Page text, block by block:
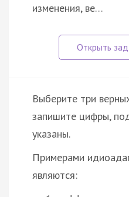
изменения, ве…
Выберите три
запишите цифры,
указаны.
Примерами
являются: